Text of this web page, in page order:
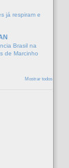
já respiram e
Brasil na
de Marcinho
Mostrar todos